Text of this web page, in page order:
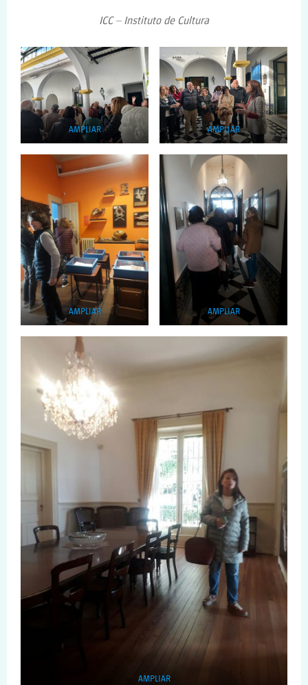
ICC – Instituto de Cultura
AMPLIAR AMPLIAR
AMPLIAR AMPLIAR
AMPLIAR